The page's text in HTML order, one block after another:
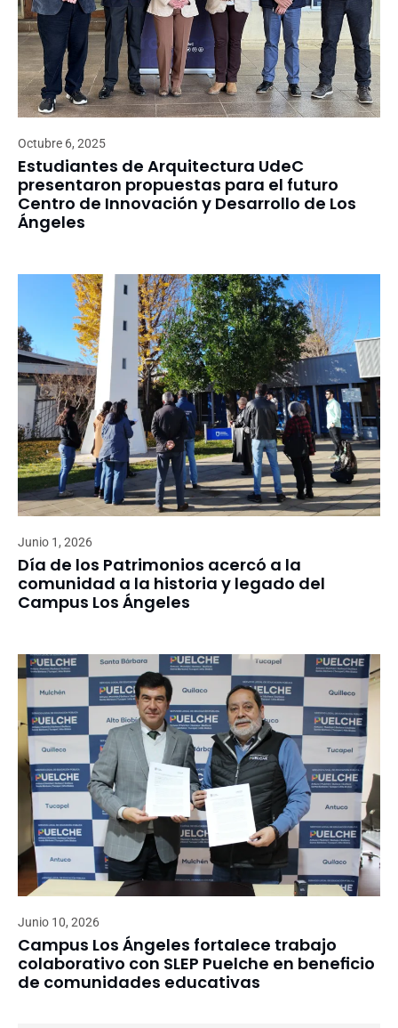
Octubre 6, 2025
Estudiantes de Arquitectura UdeC
presentaron propuestas para el futuro
Centro de Innovación y Desarrollo de Los
Ángeles
Junio 1, 2026
Día de los Patrimonios acercó a la
comunidad a la historia y legado del
Campus Los Ángeles
Junio 10, 2026
Campus Los Ángeles fortalece trabajo
colaborativo con SLEP Puelche en beneficio
de comunidades educativas